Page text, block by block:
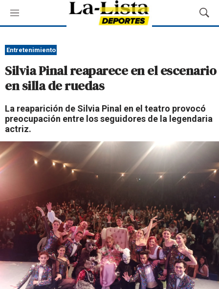
M
e
ú
M
o
a
r
s
q
e
Entretenimiento
Silvia Pinal reaparece en el escenario
en silla de ruedas
La reaparición de Silvia Pinal en el teatro provocó
preocupación entre los seguidores de la legendaria
actriz.